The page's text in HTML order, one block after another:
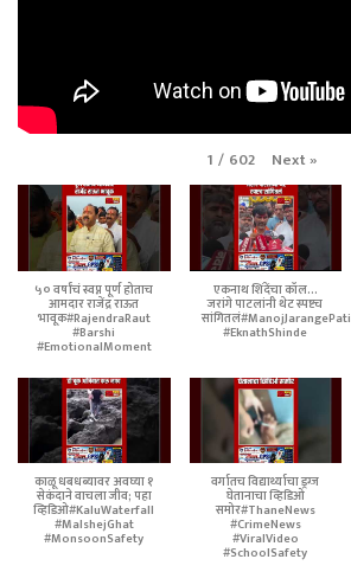
1 / 602 Next»
५० वर्षांचं स्वप्न पूर्ण होताच
आमदार राजेंद्र राऊत
भावूक#RajendraRaut
#Barshi
#EmotionalMoment
एकनाथ शिंदेंचा कॉल...
जरांगे पाटलांनी थेट स्पष्टच
सांगितलं#ManojJarangePatil
#EknathShinde
काळू धबधब्यावर अवघ्या १
सेकंदाने वाचला जीव; पहा
व्हिडिओ#KaluWaterfall
#MalshejGhat
#MonsoonSafety
वर्गातच विद्यार्थ्याचा ड्रग्ज
घेतानाचा व्हिडिओ
समोर#ThaneNews
#CrimeNews
#ViralVideo
#SchoolSafety